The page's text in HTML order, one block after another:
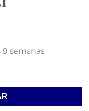
9 semanas